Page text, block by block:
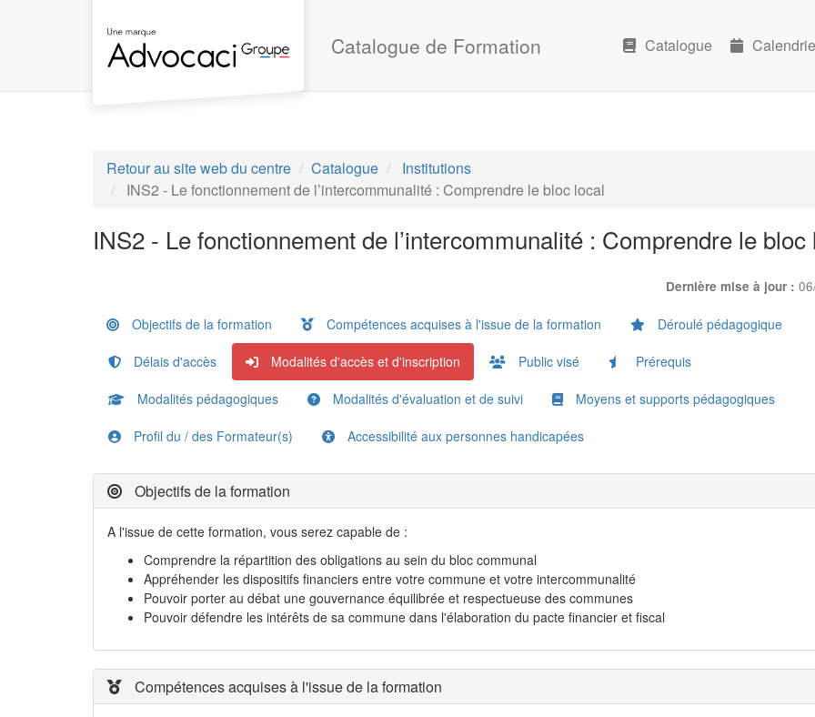
Catalogue de Formation Catalogue
Retour au site web du centre Catalogue
Institutions
INS2 - Le fonctionnement de l’intercommunalité : Comprendre le bloc local
INS2 - Le fonctionnement de l’intercommunalité : Comprendre le bloc
Dernière mise à jour :
Objectifs de la formation Compétences acquises à l'issue de la formation Déroulé pédagogique
Délais d'accès Modalités d'accès et d'inscription Public visé Prérequis
Modalités pédagogiques Modalités d'évaluation et de suivi Moyens et supports pédagogiques
Profil du / des Formateur(s) Accessibilité aux personnes handicapées
Objectifs de la formation
A l'issue de cette formation, vous serez capable de :
Comprendre la répartition des obligations au sein du bloc communal
Appréhender les dispositifs financiers entre votre commune et votre intercommunalité
Pouvoir porter au débat une gouvernance équilibrée et respectueuse des communes
Pouvoir défendre les intérêts de sa commune dans l'élaboration du pacte financier et fiscal
Compétences acquises à l'issue de la formation